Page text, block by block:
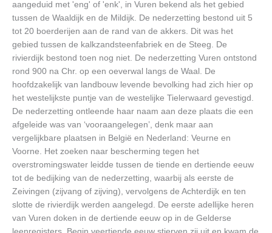
aangeduid met 'eng' of 'enk', in Vuren bekend als het gebied
tussen de Waaldijk en de Mildijk. De nederzetting bestond uit 5
tot 20 boerderijen aan de rand van de akkers. Dit was het
gebied tussen de kalkzandsteenfabriek en de Steeg. De
rivierdijk bestond toen nog niet. De nederzetting Vuren ontstond
rond 900 na Chr. op een oeverwal langs de Waal. De
hoofdzakelijk van landbouw levende bevolking had zich hier op
het westelijkste puntje van de westelijke Tielerwaard gevestigd.
De nederzetting ontleende haar naam aan deze plaats die een
afgeleide was van ‘vooraangelegen’, denk maar aan
vergelijkbare plaatsen in België en Nederland: Veurne en
Voorne. Het zoeken naar bescherming tegen het
overstromingswater leidde tussen de tiende en dertiende eeuw
tot de bedijking van de nederzetting, waarbij als eerste de
Zeivingen (zijvang of zijving), vervolgens de Achterdijk en ten
slotte de rivierdijk werden aangelegd. De eerste adellijke heren
van Vuren doken in de dertiende eeuw op in de Gelderse